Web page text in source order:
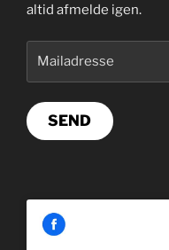
altid afmelde igen.
SEND